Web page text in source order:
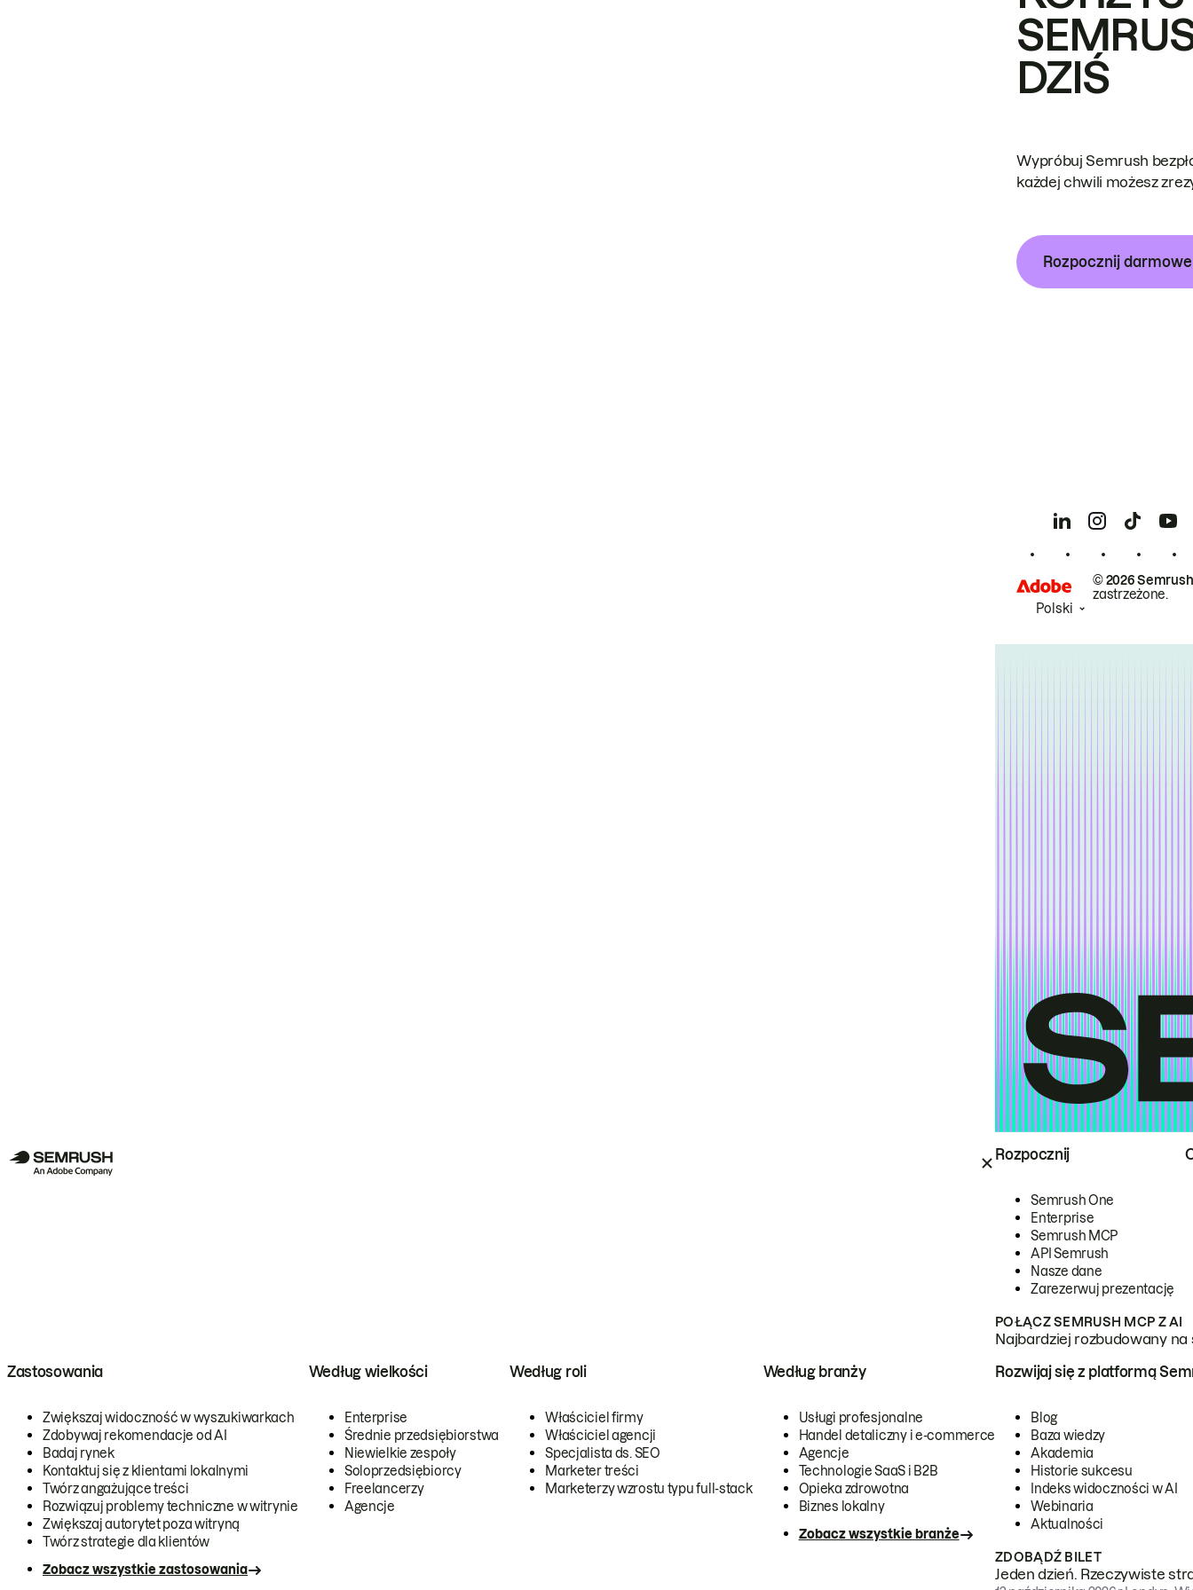
Rozpocznij
Semrush One
Enterprise
Semrush MCP
API Semrush
Nasze dane
Zarezerwuj prezentację
POŁĄCZ SEMRUSH MCP Z AI
Najbardziej rozbudowany
Zastosowania
Zwiększaj widoczność w wyszukiwarkach
Zdobywaj rekomendacje od AI
Badaj rynek
Kontaktuj się z klientami lokalnymi
Twórz angażujące treści
Rozwiązuj problemy techniczne w witrynie
Zwiększaj autorytet poza witryną
Twórz strategie dla klientów
Zobacz wszystkie zastosowania
Według wielkości
Enterprise
Średnie przedsiębiorstwa
Niewielkie zespoły
Soloprzedsiębiorcy
Freelancerzy
Agencje
Według roli
Właściciel firmy
Właściciel agencji
Specjalista ds. SEO
Marketer treści
Marketerzy wzrostu typu full-stack
Według branży
Usługi profesjonalne
Handel detaliczny i e-commerce
Agencje
Technologie SaaS i B2B
Opieka zdrowotna
Biznes lokalny
Zobacz wszystkie branże
Rozwijaj się z platformą
Blog
Baza wiedzy
Akademia
Historie sukcesu
Indeks widoczności w AI
Webinaria
Aktualności
ZDOBĄDŹ BILET
Jeden dzień. Rzeczywiste
DZIŚ
Wypróbuj Semrush
każdej chwili możesz
Rozpocznij
© 2026
zastrzeżone.
Polski